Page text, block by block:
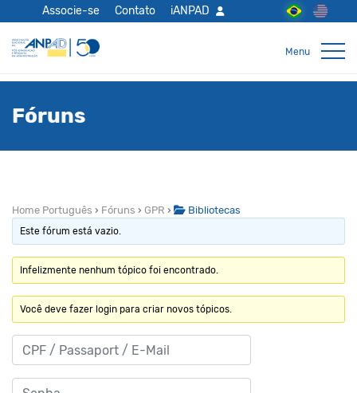
Associe-se Contato iANPAD
Fóruns
Home Português › Fóruns › GPR › Bibliotecas
Este fórum está vazio.
Infelizmente nenhum tópico foi encontrado.
Você deve fazer login para criar novos tópicos.